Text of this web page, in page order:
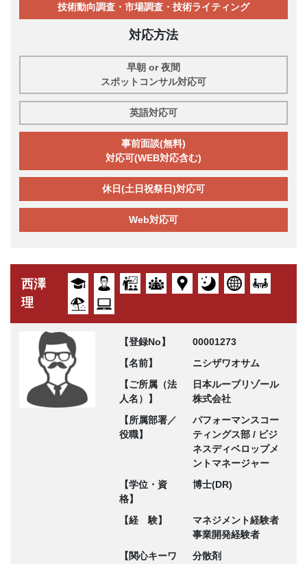
技術動向調査・市場調査・技術ライティング
対応方法
早朝 or 夜間
スポットコンサル対応可
英語対応可
事前面談(無料)
対応可(WEB対応含む)
休日(土日祝祭日)対応可
Web対応可
西澤
理
【登録No】
00001273
【名前】
ニシザワオサム
【ご所属（法
人名）】
日本ルーブリゾール
株式会社
【所属部署／
役職】
パフォーマンスコー
ティングス部 / ビジ
ネスディベロップメ
ントマネージャー
【学位・資
格】
博士(DR)
【経 験】
マネジメント経験者
事業開発経験者
【関心キーワ
分散剤